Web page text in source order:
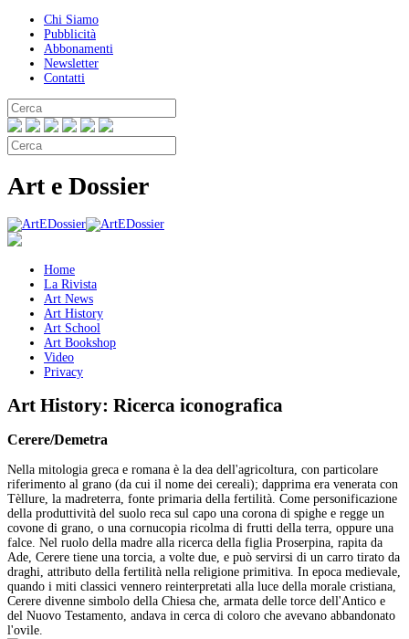
Chi Siamo
Pubblicità
Abbonamenti
Newsletter
Contatti
Art e Dossier
Home
La Rivista
Art News
Art History
Art School
Art Bookshop
Video
Privacy
Art History: Ricerca iconografica
Cerere/Demetra
Nella mitologia greca e romana è la dea dell'agricoltura, con particolare
riferimento al grano (da cui il nome dei cereali); dapprima era venerata con
Tèllure, la madreterra, fonte primaria della fertilità. Come personificazione
della produttività del suolo reca sul capo una corona di spighe e regge un
covone di grano, o una cornucopia ricolma di frutti della terra, oppure una
falce. Nel ruolo della madre alla ricerca della figlia Proserpina, rapita da
Ade, Cerere tiene una torcia, a volte due, e può servirsi di un carro tirato da
draghi, attributo della fertilità nella religione primitiva. In epoca medievale,
quando i miti classici vennero reinterpretati alla luce della morale cristiana,
Cerere divenne simbolo della Chiesa che, armata delle torce dell'Antico e
del Nuovo Testamento, andava in cerca di coloro che avevano abbandonato
l'ovile.